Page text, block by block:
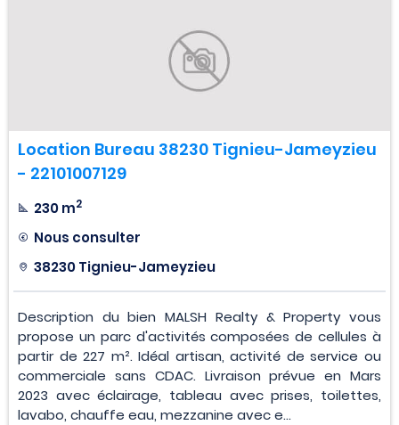
Location Bureau 38230 Tignieu-Jameyzieu
- 22101007129
230 m2
Nous consulter
38230 Tignieu-Jameyzieu
Description du bien MALSH Realty & Property vous
propose un parc d'activités composées de cellules à
partir de 227 m². Idéal artisan, activité de service ou
commerciale sans CDAC. Livraison prévue en Mars
2023 avec éclairage, tableau avec prises, toilettes,
lavabo, chauffe eau, mezzanine avec e...